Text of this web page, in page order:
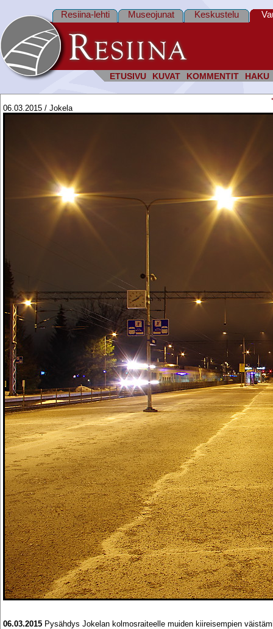
ETUSIVU KUVAT KOMMENTIT HAKU
Resiina-lehti Museojunat Keskustelu
06.03.2015 / Jokela
06.03.2015 Pysähdys Jokelan kolmosraiteelle muiden kiireisempien